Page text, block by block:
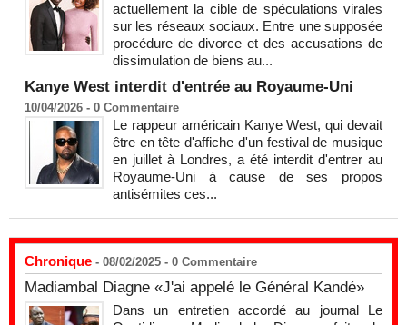
actuellement la cible de spéculations virales
sur les réseaux sociaux. Entre une supposée
procédure de divorce et des accusations de
dissimulation de biens au...
Kanye West interdit d'entrée au Royaume-Uni
10/04/2026 - 0 Commentaire
Le rappeur américain Kanye West, qui devait
être en tête d'affiche d'un festival de musique
en juillet à Londres, a été interdit d'entrer au
Royaume-Uni à cause de ses propos
antisémites ces...
Chronique - 08/02/2025 - 0 Commentaire
Madiambal Diagne «J'ai appelé le Général Kandé»
Dans un entretien accordé au journal Le